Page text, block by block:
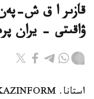
قازىر ا ق ش-
ۋاقىتى - يران